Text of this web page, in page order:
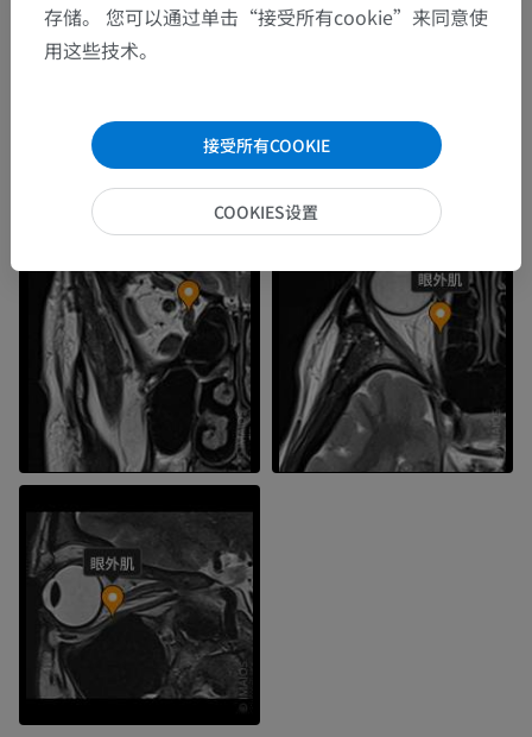
存储。 您可以通过单击“接受所有cookie”来同意使
用这些技术。
接受所有COOKIE
COOKIES设置